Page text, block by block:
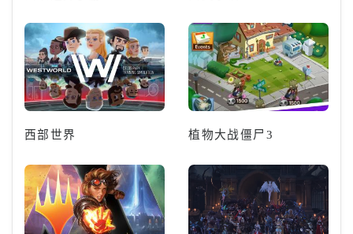
西部世界 植物大战僵尸3